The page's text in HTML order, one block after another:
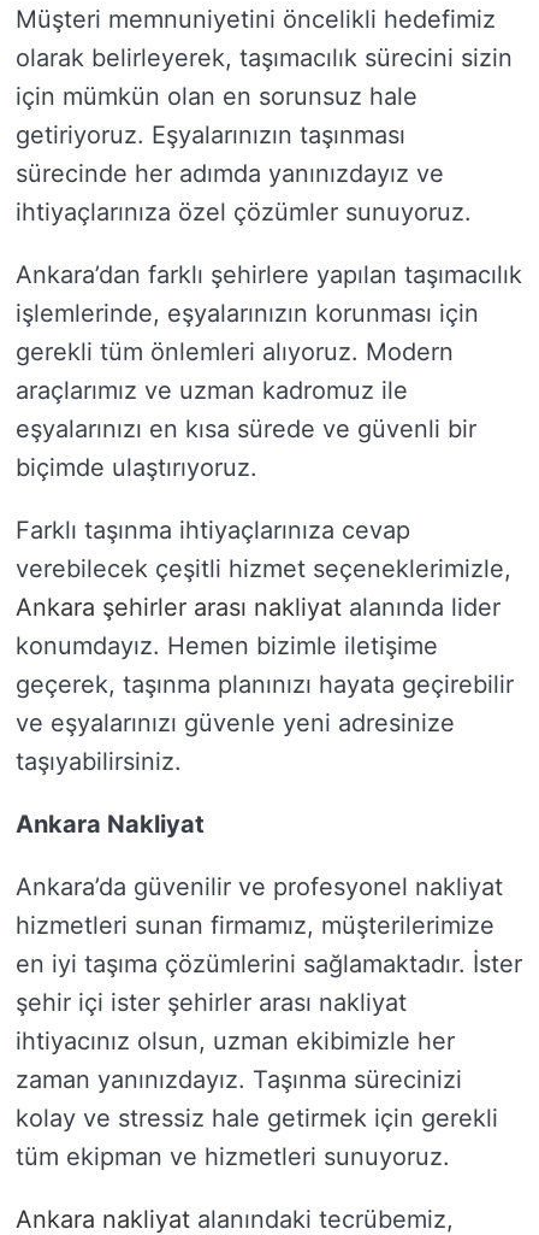
Müşteri memnuniyetini öncelikli hedefimiz
olarak belirleyerek, taşımacılık sürecini sizin
için mümkün olan en sorunsuz hale
getiriyoruz. Eşyalarınızın taşınması
sürecinde her adımda yanınızdayız ve
ihtiyaçlarınıza özel çözümler sunuyoruz.
Ankara’dan farklı şehirlere yapılan taşımacılık
işlemlerinde, eşyalarınızın korunması için
gerekli tüm önlemleri alıyoruz. Modern
araçlarımız ve uzman kadromuz ile
eşyalarınızı en kısa sürede ve güvenli bir
biçimde ulaştırıyoruz.
Farklı taşınma ihtiyaçlarınıza cevap
verebilecek çeşitli hizmet seçeneklerimizle,
Ankara şehirler arası nakliyat alanında lider
konumdayız. Hemen bizimle iletişime
geçerek, taşınma planınızı hayata geçirebilir
ve eşyalarınızı güvenle yeni adresinize
taşıyabilirsiniz.
Ankara Nakliyat
Ankara’da güvenilir ve profesyonel nakliyat
hizmetleri sunan firmamız, müşterilerimize
en iyi taşıma çözümlerini sağlamaktadır. İster
şehir içi ister şehirler arası nakliyat
ihtiyacınız olsun, uzman ekibimizle her
zaman yanınızdayız. Taşınma sürecinizi
kolay ve stressiz hale getirmek için gerekli
tüm ekipman ve hizmetleri sunuyoruz.
Ankara nakliyat alanındaki tecrübemiz,